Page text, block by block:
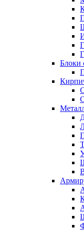
Блоки